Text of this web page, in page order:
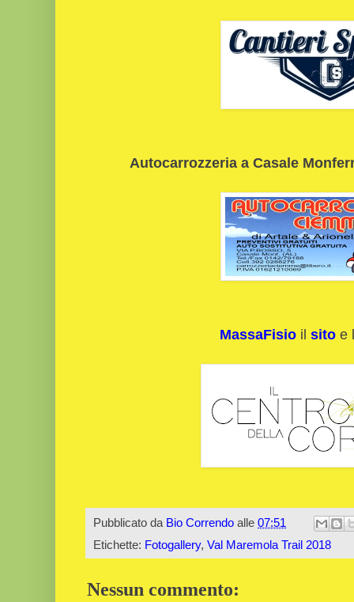
Autocarrozzeria a Casale
MassaFisio ilsitoe
Pubblicato da Bio Correndo alle 07:51
Etichette: Fotogallery, Val Maremola Trail 2018
Nessun commento: